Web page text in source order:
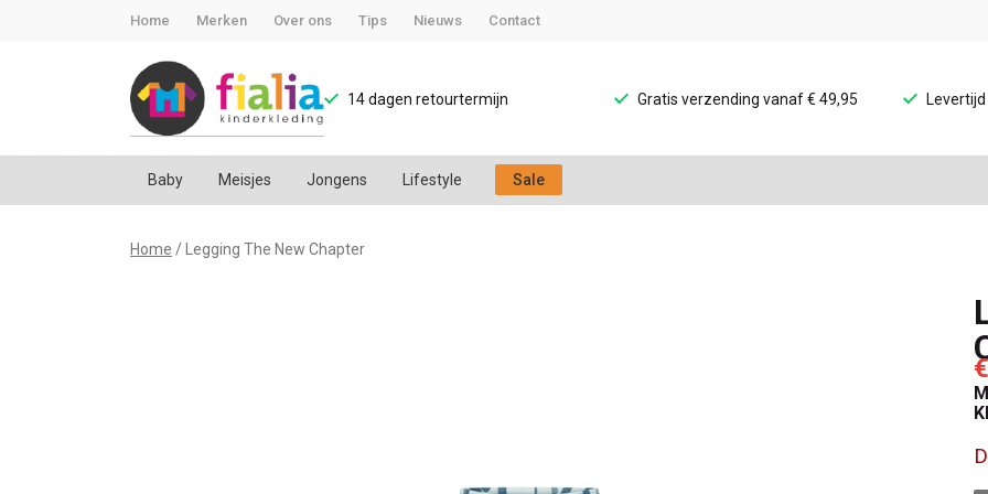
Home Merken Over ons Tips Nieuws Contact
14 dagen retourtermijn Gratis verzending vanaf € 49,95
Baby Meisjes Jongens Lifestyle Sale
Legging
Home Legging The New Chapter